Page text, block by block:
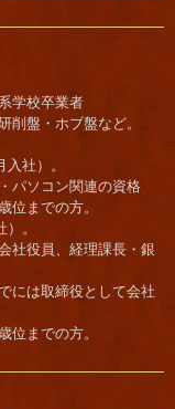
学校卒業者
盤・ホブ盤など。
社）。
パソコン関連の資格
位までの方。
。
役員、経理課長・銀
には取締役として会社
位までの方。